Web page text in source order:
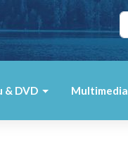
& DVD Multimedia